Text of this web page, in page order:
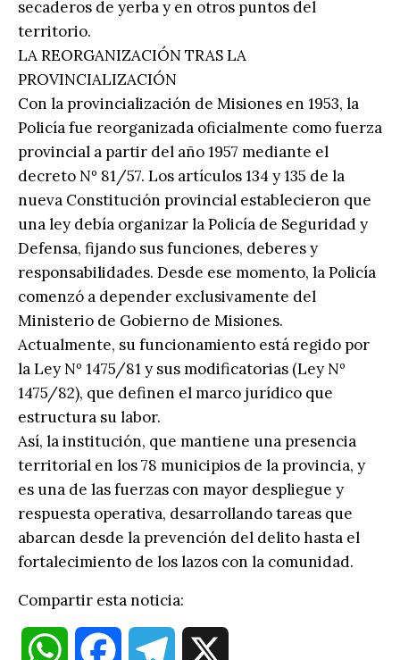
secaderos de yerba y en otros puntos del
territorio.
LA REORGANIZACIÓN TRAS LA
PROVINCIALIZACIÓN
Con la provincialización de Misiones en 1953, la
Policía fue reorganizada oficialmente como fuerza
provincial a partir del año 1957 mediante el
decreto Nº 81/57. Los artículos 134 y 135 de la
nueva Constitución provincial establecieron que
una ley debía organizar la Policía de Seguridad y
Defensa, fijando sus funciones, deberes y
responsabilidades. Desde ese momento, la Policía
comenzó a depender exclusivamente del
Ministerio de Gobierno de Misiones.
Actualmente, su funcionamiento está regido por
la Ley Nº 1475/81 y sus modificatorias (Ley Nº
1475/82), que definen el marco jurídico que
estructura su labor.
Así, la institución, que mantiene una presencia
territorial en los 78 municipios de la provincia, y
es una de las fuerzas con mayor despliegue y
respuesta operativa, desarrollando tareas que
abarcan desde la prevención del delito hasta el
fortalecimiento de los lazos con la comunidad.
Compartir esta noticia:
W